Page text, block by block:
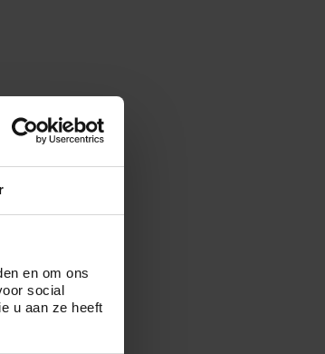
en om ons
social
u aan ze heeft